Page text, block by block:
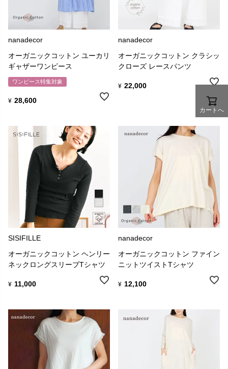
nanadecor
オーガニックコットン ユーカリ
ギャザーワンピース
ワンピース特集対象
¥ 28,600
nanadecor
オーガニックコットン クラシッ
クローズ レースパンツ
¥ 22,000
SISIFILLE
オーガニックコットン ヘンリー
ネックロングスリーブTシャツ
¥ 11,000
nanadecor
オーガニックコットン ファイン
ニットツイストTシャツ
¥ 12,100
カートへ